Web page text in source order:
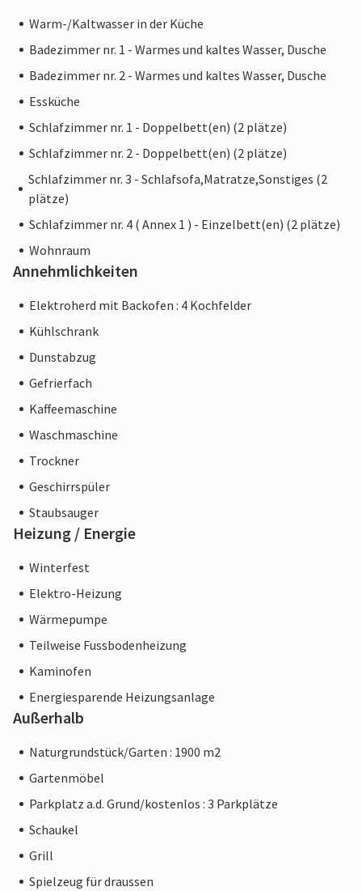
Warm-/Kaltwasser in der Küche
Badezimmer nr. 1 - Warmes und kaltes Wasser, Dusche
Badezimmer nr. 2 - Warmes und kaltes Wasser, Dusche
Essküche
Schlafzimmer nr. 1 - Doppelbett(en) (2 plätze)
Schlafzimmer nr. 2 - Doppelbett(en) (2 plätze)
Schlafzimmer nr. 3 - Schlafsofa,Matratze,Sonstiges (2
plätze)
Schlafzimmer nr. 4 ( Annex 1 ) - Einzelbett(en) (2 plätze)
Wohnraum
Annehmlichkeiten
Elektroherd mit Backofen : 4 Kochfelder
Kühlschrank
Dunstabzug
Gefrierfach
Kaffeemaschine
Waschmaschine
Trockner
Geschirrspüler
Staubsauger
Heizung / Energie
Winterfest
Elektro-Heizung
Wärmepumpe
Teilweise Fussbodenheizung
Kaminofen
Energiesparende Heizungsanlage
Außerhalb
Naturgrundstück/Garten : 1900 m2
Gartenmöbel
Parkplatz a.d. Grund/kostenlos : 3 Parkplätze
Schaukel
Grill
Spielzeug für draussen